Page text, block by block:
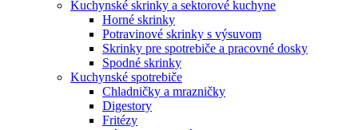
Kuchynské skrinky a sektorové kuchyne
Horné skrinky
Potravinové skrinky s výsuvom
Skrinky pre spotrebiče a pracovné dosky
Spodné skrinky
Kuchynské spotrebiče
Chladničky a mrazničky
Digestory
Fritézy